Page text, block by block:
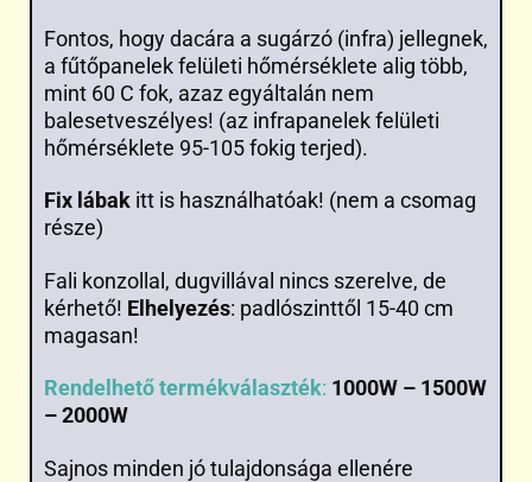
Fontos, hogy dacára a sugárzó (infra) jellegnek,
a fűtőpanelek felületi hőmérséklete alig több,
mint 60 C fok, azaz egyáltalán nem
balesetveszélyes! (az infrapanelek felületi
hőmérséklete 95-105 fokig terjed).
Fix lábak itt is használhatóak! (nem a csomag
része)
Fali konzollal, dugvillával nincs szerelve, de
kérhető! Elhelyezés: padlószinttől 15-40 cm
magasan!
Rendelhető termékválaszték: 1000W – 1500W
– 2000W
Sajnos minden jó tulajdonsága ellenére